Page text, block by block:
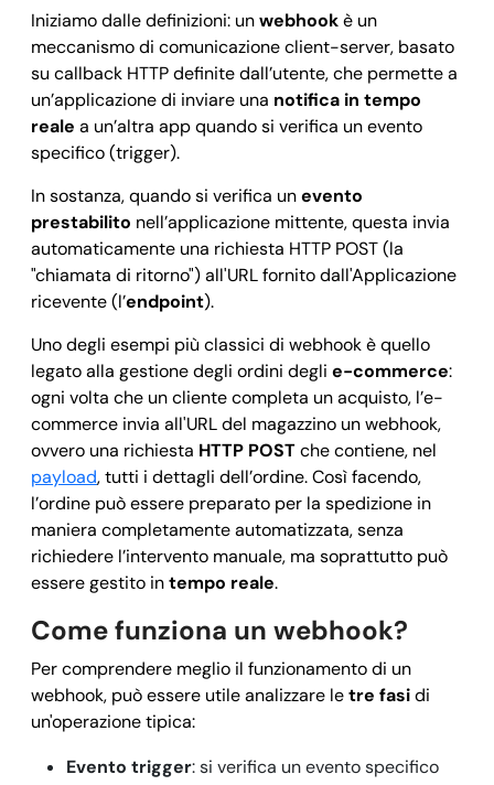
Iniziamo dalle definizioni: unwebhookè un
meccanismo di comunicazione client-server, basato
su callback HTTP definite dall’utente, che permette a
un’applicazione di inviare una notifica in tempo
reale a un’altra app quando si verifica un evento
specifico (trigger).
In sostanza, quando si verifica unevento
prestabilito nell’applicazione mittente, questa invia
automaticamente una richiesta HTTP POST (la
"chiamata di ritorno") all'URL fornito dall'Applicazione
ricevente (l’endpoint).
Uno degli esempi più classici di webhook è quello
legato alla gestione degli ordini degli e-commerce:
ogni volta che un cliente completa un acquisto, l’e-
commerce invia all'URL del magazzino un webhook,
ovvero una richiesta HTTP POSTche contiene, nel
payload, tutti i dettagli dell’ordine. Così facendo,
l’ordine può essere preparato per la spedizione in
maniera completamente automatizzata, senza
richiedere l’intervento manuale, ma soprattutto può
essere gestito intempo reale.
Come funziona un webhook?
Per comprendere meglio il funzionamento di un
webhook, può essere utile analizzare letre fasidi
un'operazione tipica:
Evento trigger: si verifica un evento specifico